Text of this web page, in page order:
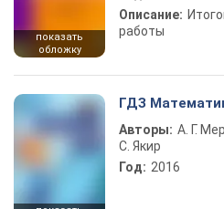
показать
обложку
Описание:
работы
ГДЗ
Авторы: А. Г.
С. Якир
Год: 2016